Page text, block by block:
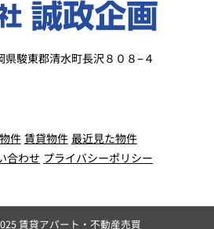
県駿東郡清水町長沢８０８−４
件 賃貸物件 最近見た物件
合わせ プライバシーポリシー
賃貸アパート・不動産売買